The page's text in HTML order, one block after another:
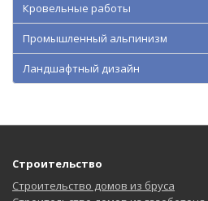
Кровельные работы
Промышленный альпинизм
Ландшафтный дизайн
Строительство
Строительство домов из бруса